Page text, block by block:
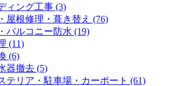
ィング工事 (3)
屋根修理・葺き替え (76)
バルコニー防水 (19)
(11)
(6)
器撤去 (5)
テリア・駐車場・カーポート (61)